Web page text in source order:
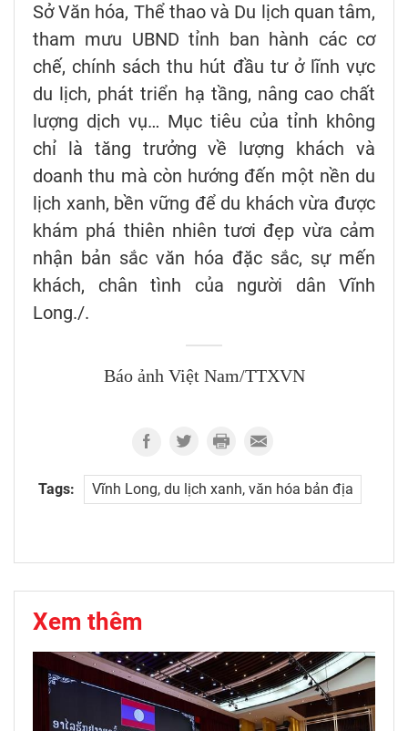
Sở Văn hóa, Thể thao và Du lịch quan tâm,
tham mưu UBND tỉnh ban hành các cơ
chế, chính sách thu hút đầu tư ở lĩnh vực
du lịch, phát triển hạ tầng, nâng cao chất
lượng dịch vụ… Mục tiêu của tỉnh không
chỉ là tăng trưởng về lượng khách và
doanh thu mà còn hướng đến một nền du
lịch xanh, bền vững để du khách vừa được
khám phá thiên nhiên tươi đẹp vừa cảm
nhận bản sắc văn hóa đặc sắc, sự mến
khách, chân tình của người dân Vĩnh
Long./.
Báo ảnh Việt Nam/TTXVN
Tags: Vĩnh Long, du lịch xanh, văn hóa bản địa
Xem thêm